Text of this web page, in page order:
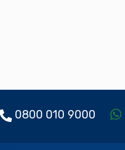
0800 010 9000